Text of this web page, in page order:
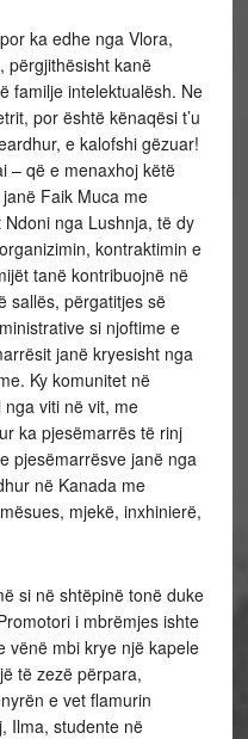
ka edhe nga Vlora,
përgjithësisht kanë
familje intelektualësh. Ne
por është kënaqësi t’u
e kalofshi gëzuar!
– që e menaxhoj këtë
Faik Muca me
nga Lushnja, të dy
kontraktimin e
tanë kontribuojnë në
sallës, përgatitjes së
si njoftime e
janë kryesisht nga
Ky komunitet në
viti në vit, me
ka pjesëmarrës të rinj
pjesëmarrësve janë nga
në Kanada me
mjekë, inxhinierë,
si në shtëpinë tonë duke
i mbrëmjes ishte
vënë mbi krye një kapele
të zezë përpara,
e vet flamurin
Ilma, studente në